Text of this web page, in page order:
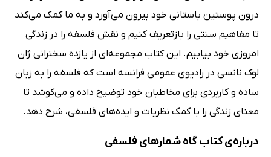
درون پوستین باستانی خود بیرون می‌آورد و به ما کمک می‌کند
تا مفاهیم سنتی را بازتعریف کنیم و نقش فلسفه را در زندگی
امروزی خود بیابیم. این کتاب مجموعه‌ای از یازده سخنرانی ژان
لوک نانسی در رادیوی عمومی فرانسه است که فلسفه را به زبان
ساده و کاربردی برای مخاطبان خود توضیح داده و می‌کوشد تا
معنای زندگی را با کمک نظریات و ایده‌های فلسفی، شرح دهد.
درباره‌ی کتاب گاه شمارهای فلسفی